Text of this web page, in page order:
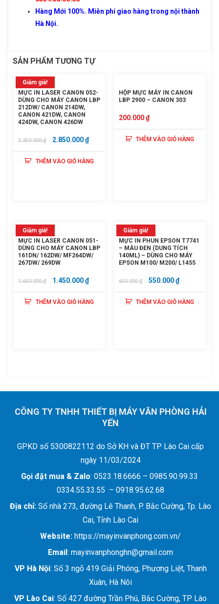
Hàng Mới 100%. Miễn phí giao hàng trong nội thành
Hà Nội.
SẢN PHẨM TƯƠNG TỰ
Giảm giá!
MỰC IN LASER CANON 052-
DÙNG CHO MÁY CANON LBP
212DW/ CANON 214DW,
CANON 421DW, CANON
424DW, CANON 426DW
3.250.000₫
GIÁ
GỐC
LÀ:
2.850.000₫GIÁ
HIỆN
TẠI
THÊM VÀO GIỎ HÀNG
HỘP MỰC MÁY IN CANON
LBP 2900 – CANON 303
200.000₫
THÊM VÀO GIỎ HÀNG
Giảm giá!
MỰC IN LASER CANON 051-
DÙNG CHO MÁY CANON LBP
161DN/ 162DW/ MF264DW/
267DW/ 269DW
1.650.000₫
GIÁ
GỐC
LÀ:
1.450.000₫GIÁ
HIỆN
TẠI
THÊM VÀO GIỎ HÀNG
Giảm giá!
MỰC IN PHUN EPSON T7741
– MÀU ĐEN (DUNG TÍCH
140ML) – DÙNG CHO MÁY
EPSON M100/ M200/ L1455
650.000₫
GIÁ
GỐC
LÀ:
550.000₫GIÁ
HIỆN
TẠI
THÊM VÀO GIỎ HÀNG
CÔNG TY TNHH THIẾT BỊ MÁY VĂN PHÒNG HẢI
YẾN
GPKD số 5300822112 do Sở KH và ĐT TP Lào Cai cấp
ngày 11/03/2024
Gọi đặt mua & Zalo: 0523.18.6666 – 0985.90.99.33
0334.55.33.55 – 0918.95.62.68
Địa chỉ: Số nhà 273, đường Lê Thanh, P. Bắc Cường, Tp. Lào
Cai, Tỉnh Lào Cai
Website: https://mayinvanphong.com.vn/
Email: mayinvanphonghn@gmail.com
VP Hà Nội: Số 3 ngõ 419 Giải Phóng, Phương Liệt, Thanh
Xuân, Hà Nôi
VP Lào Cai: Số 427 đường Trần Phú, Bắc Cường, TP Lào
Gửi thông tin
Giá: 2,550,000 đ
Giỏ hàng hiện có: